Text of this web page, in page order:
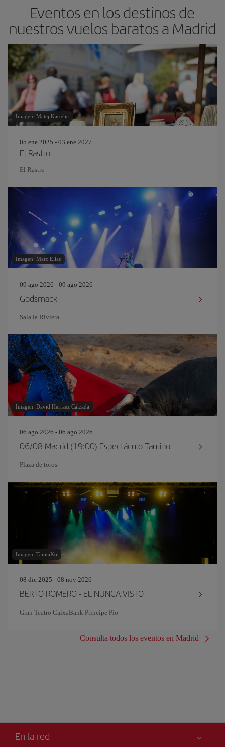
Eventos en los destinos de
nuestros vuelos baratos a Madrid
Imagen: Matej Kastelic
05 ene 2025 - 03 ene 2027
El Rastro
El Rastro
Imagen: Marc Elias
09 ago 2026 - 09 ago 2026
Godsmack
Sala la Riviera
Imagen: David Herraez Calzada
06 ago 2026 - 06 ago 2026
06/08 Madrid (19:00) Espectáculo Taurino.
Plaza de toros
Imagen: TanitaKo
08 dic 2025 - 08 nov 2026
BERTO ROMERO - EL NUNCA VISTO
Gran Teatro CaixaBank Príncipe Pío
Consulta todos los eventos en Madrid
En la red